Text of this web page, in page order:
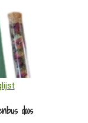
doos